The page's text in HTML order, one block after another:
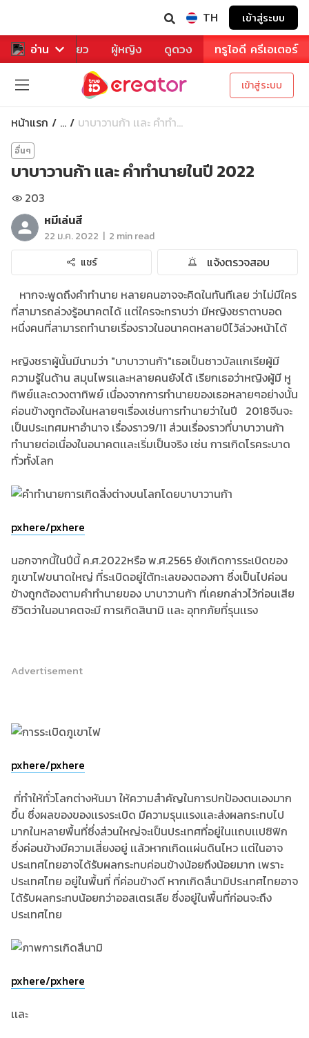
TH เข้าสู่ระบบ
อ่าน
หาร ท่องเที่ยว ผู้หญิง ดูดวง ทรูไอดี ครีเอเตอร์
เข้าสู่ระบบ
หน้าแรก ... บาบาวานก้า เเละ คำทำ...
อื่นๆ
บาบาวานก้า เเละ คำทำนายในปี 2022
203
หมีเล่นสี
22 ม.ค. 2022 | 2 min read
แชร์
แจ้งตรวจสอบ
หากจะพูดถึงคำทำนาย หลายคนอาจจะคิดในทันทีเลย ว่าไม่มีใคร
ที่สามารถล่วงรู้อนาคตได้ เเต่ใครจะทราบว่า มีหญิงชราตาบอด
หนึ่งคนที่สามารถทำนายเรื่องราวในอนาคตหลายปีไว้ล่วงหน้าได้
หญิงชราผู้นั้นมีนามว่า "บาบาวานก้า"เธอเป็นชาวบัลเเกเรียผู้มี
ความรู้ในด้าน สมุนไพรเเละหลายคนยังได้ เรียกเธอว่าหญิงผู้มี หู
ทิพย์เเละดวงตาทิพย์ เนื่องจากการทำนายของเธอหลายๆอย่างนั้น
ค่อนข้างถูกต้องในหลายๆเรื่องเช่นการทำนายว่าในปี 2018จีนจะ
เป็นประเทศมหาอำนาจ เรื่องราว9/11 ส่วนเรื่องราวที่บาบาวานก้า
ทำนายต่อเนื่องในอนาคตเเละเริ่มเป็นจริง เช่น การเกิดโรคระบาด
ทั่วทั้งโลก
pxhere/pxhere
นอกจากนี้ในปีนี้ ค.ศ.2022หรือ พ.ศ.2565 ยังเกิดการระเบิดของ
ภูเขาไฟขนาดใหญ่ ที่ระเบิดอยู่ใต้ทะเลของตองกา ซึ่งเป็นไปค่อน
ข้างถูกต้องตามคำทำนายของ บาบาวานก้า ที่เคยกล่าวไว้ก่อนเสีย
ชีวิตว่าในอนาคตจะมี การเกิดสินามิ เเละ อุทกภัยที่รุนเเรง
Advertisement
pxhere/pxhere
ที่ทำให้ทั่วโลกต่างหันมา ให้ความสำคัญในการปกป้องตนเองมาก
ขึ้น ซึ่งผลของของเเรงระเบิด มีความรุนเเรงเเละส่งผลกระทบไป
มากในหลายพื้นที่ซึ่งส่วนใหญ่จะเป็นประเทศที่อยู่ในเเถบเเปซิฟิก
ซึ่งค่อนข้างมีความเสี่ยงอยู่ เเล้วหากเกิดเเผ่นดินไหว เเต่ในอาจ
ประเทศไทยอาจได้รับผลกระทบค่อนข้างน้อยถึงน้อยมาก เพราะ
ประเทศไทย อยู่ในพื้นที่ ที่ค่อนข้างดี หากเกิดสึนามิประเทศไทยอาจ
ได้รับผลกระทบน้อยกว่าออสเตรเลีย ซึ่งอยู่ในพื้นที่ก่อนจะถึง
ประเทศไทย
pxhere/pxhere
เเละ